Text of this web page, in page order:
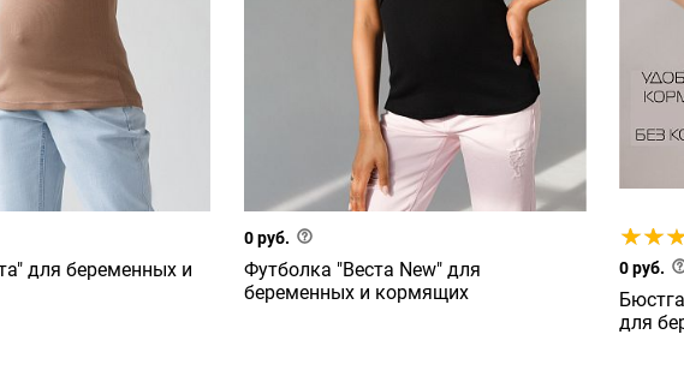
для беременных и
0 руб.
Футболка "Веста New" для
беременных и кормящих
0 руб.
для